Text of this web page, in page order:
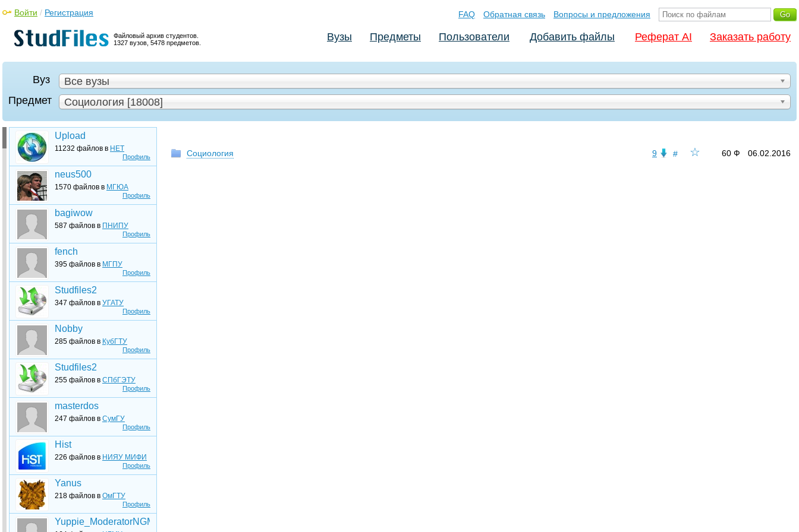
Файловый архив студентов.
1327 вузов, 5478 предметов.
Войти / Регистрация FAQ Обратная связь Вопросы и предложения
Вузы Предметы Пользователи Добавить файлы Реферат AI Заказать работу
Вуз
Все вузы
Предмет
Социология [18008]
Профиль
Upload
11232 файлов в НЕТ
Профиль
neus500
1570 файлов в МГЮА
Профиль
bagiwow
587 файлов в ПНИПУ
Профиль
fench
395 файлов в МГПУ
Профиль
Studfiles2
347 файлов в УГАТУ
Профиль
Nobby
285 файлов в КубГТУ
Профиль
Studfiles2
255 файлов в СПбГЭТУ
Профиль
masterdos
247 файлов в СумГУ
Профиль
Hist
226 файлов в НИЯУ МИФИ
Профиль
Yanus
218 файлов в ОмГТУ
Yuppie_ModeratorNGMU
☆
# 06.02.2016
60 Ф
9
Социология